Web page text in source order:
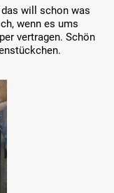
will schon was
wenn es ums
vertragen. Schön